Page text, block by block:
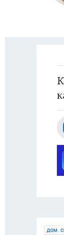
ДОМ.